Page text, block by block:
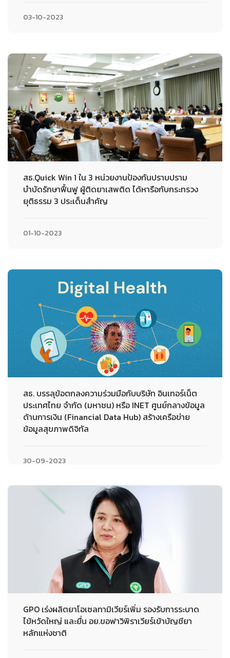
03-10-2023
สธ.Quick Win 1 ใน 3 หน่วยงานป้องกันปราบปราม
บำบัดรักษาฟื้นฟู ผู้ติดยาเสพติด ได้หารือกับกระทรวง
ยุติธรรม 3 ประเด็นสำคัญ
01-10-2023
สธ. บรรลุข้อตกลงความร่วมมือกับบริษัท อินเทอร์เน็ต
ประเทศไทย จำกัด (มหาชน) หรือ INET ศูนย์กลางข้อมูล
ด้านการเงิน (Financial Data Hub) สร้างเครือข่าย
ข้อมูลสุขภาพดิจิทัล
30-09-2023
GPO เร่งผลิตยาโอเซลทามิเวียร์เพิ่ม รองรับการระบาด
ไข้หวัดใหญ่ และยื่น อย.ขอฟาวิพิราเวียร์เข้าบัญชียา
หลักแห่งชาติ